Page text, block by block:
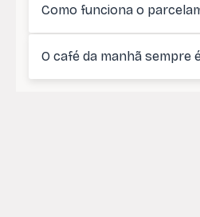
Como funciona o
O café da manhã sempre